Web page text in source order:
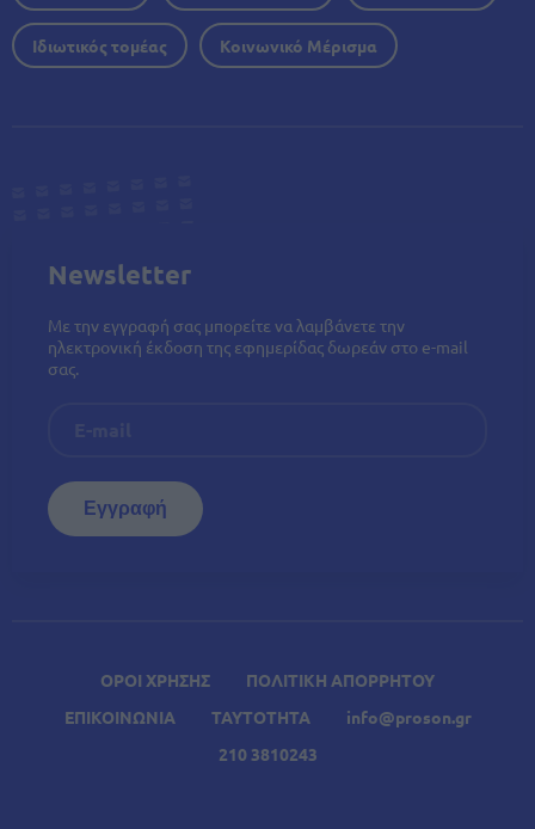
ΟΡΟΙ ΧΡΗΣΗΣ
ΠΟΛΙΤΙΚΗ ΑΠΟΡΡΗΤΟΥ
ΕΠΙΚΟΙΝΩΝΙΑ
ΤΑΥΤΟΤΗΤΑ
info@proson.gr
210 3810243
Ιδιωτικός τομέας Κοινωνικό Μέρισμα
Newsletter
Με την εγγραφή σας μπορείτε να λαμβάνετε την
ηλεκτρονική έκδοση της εφημερίδας δωρεάν στο e-mail
σας.